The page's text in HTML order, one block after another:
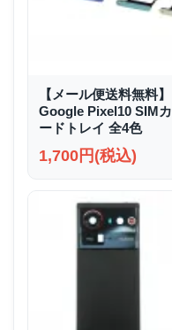
【メール便送料無料】
Google Pixel10 SIMカ
ードトレイ 全4色
1,700円(税込)